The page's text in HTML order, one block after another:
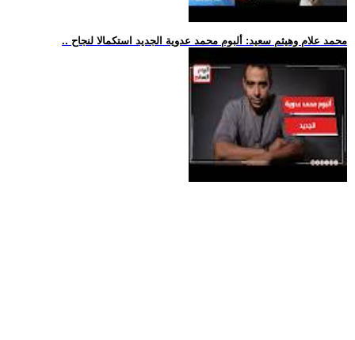
.. محمد علام وهيثم سعيد: ألبوم محمد عدوية الجديد استكمالا لنجاح